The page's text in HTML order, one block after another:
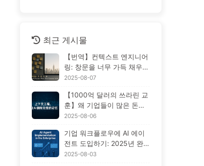
최근 게시물
【번역】컨텍스트 엔지니어
링: 창문을 너무 가득 채우지
마세요! '쓰기, 선별, 압축, 격
고, 소음을 차단하세요 — AI
배우기 170
2025-08-07
【1000억 달러의 쓰라린 교
훈】왜 기업들이 많은 돈을
들여 배치한 AI 도우미는 중
려 경쟁자들은 90% 성능 향
상을 이루었을까? — 천천히
배우는 AI169
2025-08-06
기업 워크플로우에 AI 에이
전트 도입하기: 2025년 완
벽한 도입 가이드 — 천천히
2025-08-03